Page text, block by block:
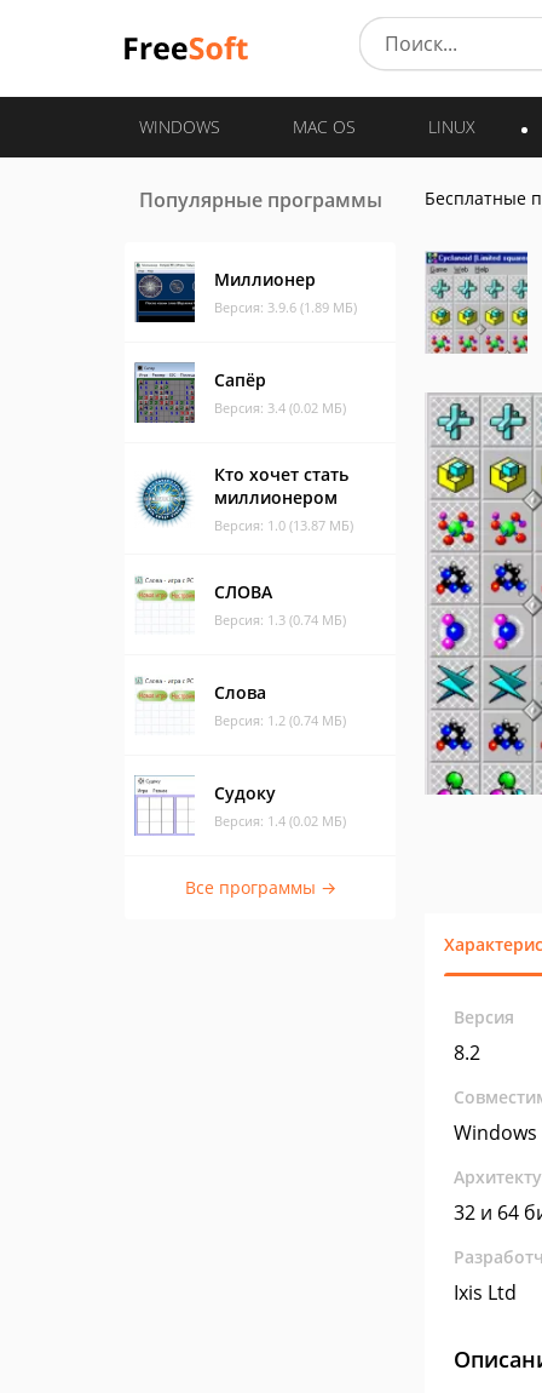
WINDOWS MAC OS LINUX
Популярные программы
Миллионер
Версия: 3.9.6 (1.89 МБ)
Сапёр
Версия: 3.4 (0.02 МБ)
Кто хочет стать
миллионером
Версия: 1.0 (13.87 МБ)
СЛОВА
Версия: 1.3 (0.74 МБ)
Слова
Версия: 1.2 (0.74 МБ)
Судоку
Версия: 1.4 (0.02 МБ)
Все программы →
Бесплатные
Версия
8.2
Windows
32 и 64
Ixis Ltd